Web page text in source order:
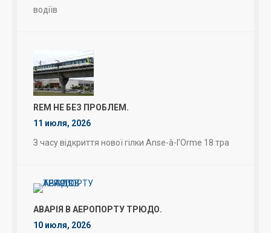
водіїв
REM НЕ БЕЗ ПРОБЛЕМ.
11 июля, 2026
З часу відкриття нової гілки Anse-à-l’Orme 18 тра
АВАРІЯ В АЕРОПОРТУ ТРЮДО.
10 июля, 2026